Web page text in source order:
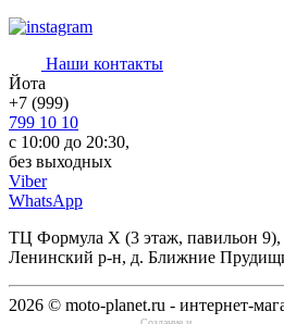
Наши контакты
Йота
+7 (999)
799 10 10
с 10:00 до 20:30,
без выходных
Viber
WhatsApp
ТЦ Формула Х (3 этаж, павильон 9),
Ленинский р-н, д. Ближние
2026 © moto-planet.ru - интернет-